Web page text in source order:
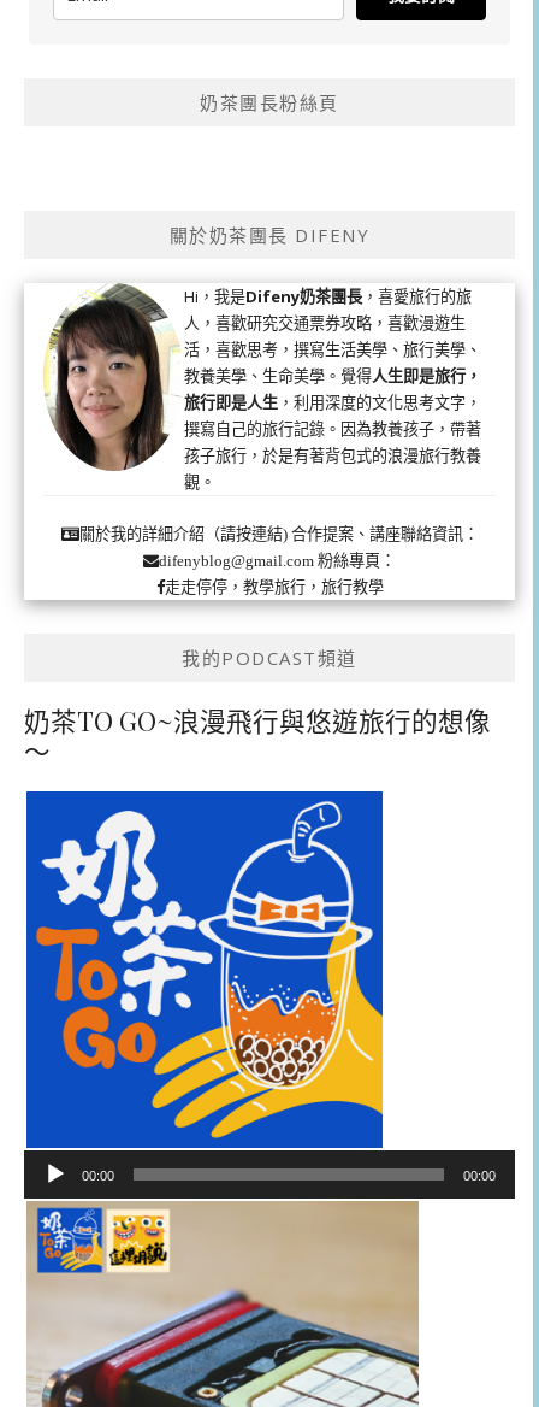
奶茶團長粉絲頁
關於奶茶團長 DIFENY
Hi，我是Difeny奶茶團長 ，喜愛旅行的旅
人，喜歡研究交通票券攻略，喜歡漫遊生
活，喜歡思考，撰寫生活美學、旅行美學、
教養美學、生命美學。覺得人生即是旅行，
旅行即是人生 ，利用深度的文化思考文字，
撰寫自己的旅行記錄。因為教養孩子，帶著
孩子旅行，於是有著背包式的浪漫旅行教養
觀。
關於我的詳細介紹（請按連結)合作提案、講座聯絡資訊：
difenyblog@gmail.com 粉絲專頁：
走走停停，教學旅行，旅行教學
我的PODCAST頻道
奶茶TO GO~浪漫飛行與悠遊旅行的想像
～
播
器
00:00 00:00